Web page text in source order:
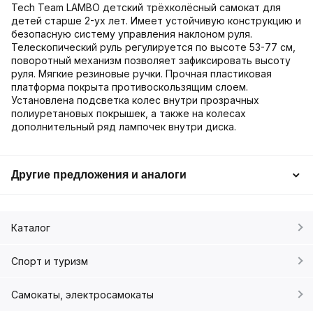
Tech Team LAMBO детский трёхколёсный самокат для
детей старше 2-ух лет. Имеет устойчивую конструкцию и
безопасную систему управления наклоном руля.
Телескопический руль регулируется по высоте 53-77 см,
поворотный механизм позволяет зафиксировать высоту
руля. Мягкие резиновые ручки. Прочная пластиковая
платформа покрыта противоскользящим слоем.
Установлена подсветка колес внутри прозрачных
полиуретановых покрышек, а также на колесах
дополнительный ряд лампочек внутри диска.
Другие предложения и аналоги
Каталог
Спорт и туризм
Самокаты, электросамокаты